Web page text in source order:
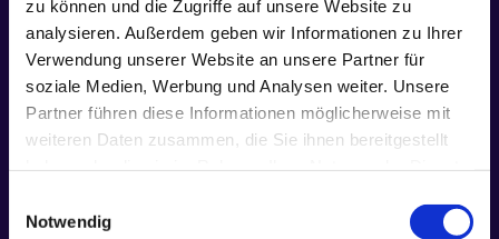
zu können und die Zugriffe auf unsere Website zu
analysieren. Außerdem geben wir Informationen zu Ihrer
Verwendung unserer Website an unsere Partner für
soziale Medien, Werbung und Analysen weiter. Unsere
Partner führen diese Informationen möglicherweise mit
weiteren Daten zusammen, die Sie ihnen bereitgestellt
Notwendig